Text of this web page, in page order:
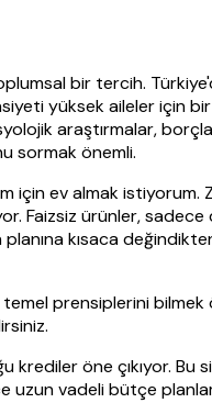
bir tercih.
yüksek aileler için
araştırmalar,
sormak önemli.
ev almak
ürünler,
kısaca
temel prensiplerini
öne çıkıyor.
uzun vadeli bütçe